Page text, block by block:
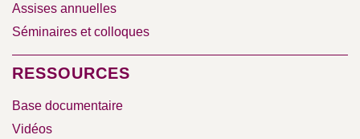
Assises annuelles
Séminaires et colloques
RESSOURCES
Base documentaire
Vidéos